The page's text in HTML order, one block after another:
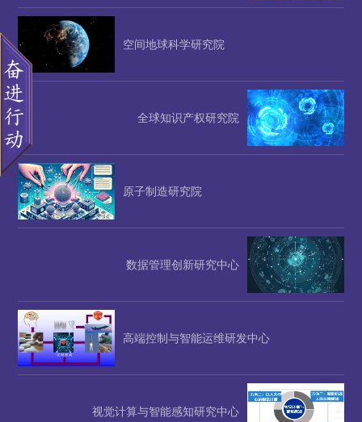
空间地球科学研究院
全球知识产权研究院
原子制造研究院
数据管理创新研究中心
高端控制与智能运维研发中心
视觉计算与智能感知研究中心